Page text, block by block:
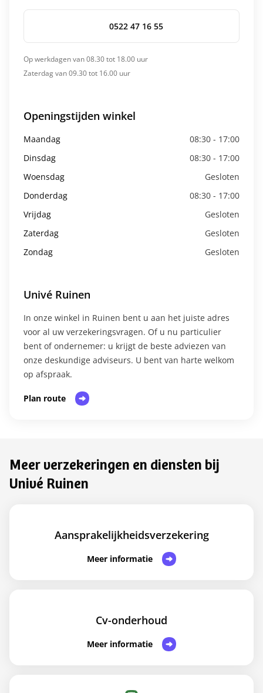
0522 47 16 55
Op werkdagen van 08.30 tot 18.00 uur
Zaterdag van 09.30 tot 16.00 uur
Openingstijden winkel
Maandag
08:30 - 17:00
Dinsdag
08:30 - 17:00
Woensdag
Gesloten
Donderdag
08:30 - 17:00
Vrijdag
Gesloten
Zaterdag
Gesloten
Zondag
Gesloten
Univé Ruinen
In onze winkel in Ruinen bent u aan het juiste adres
voor al uw verzekeringsvragen. Of u nu particulier
bent of ondernemer: u krijgt de beste adviezen van
onze deskundige adviseurs. U bent van harte welkom
op afspraak.​
Plan route
Meer verzekeringen en diensten bij
Univé Ruinen
Aansprakelijkheidsverzekering
Meer informatie
Cv-onderhoud
Meer informatie